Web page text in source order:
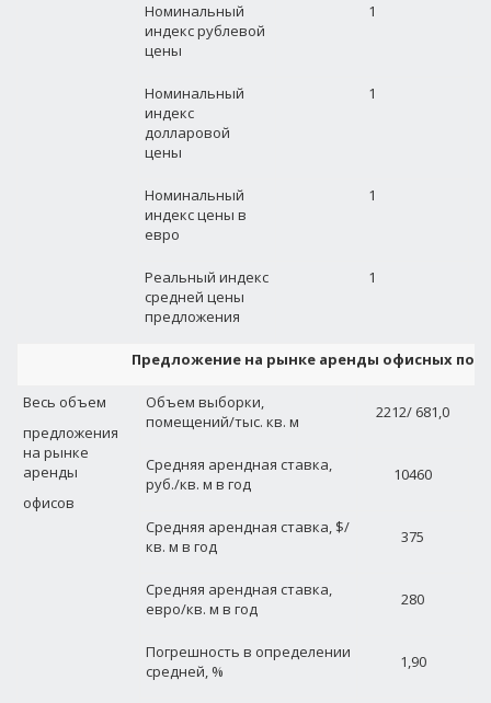
Номинальный
индекс рублевой
цены
1
Номинальный
индекс
долларовой
цены
1
Номинальный
индекс цены в
евро
1
Реальный индекс
средней цены
предложения
1
Предложение на рынке аренды офисных
Весь объем
предложения
на рынке
аренды
офисов
Объем выборки,
помещений/тыс. кв. м
2212/ 681,0
Средняя арендная ставка,
руб./кв. м в год
10460
Средняя арендная ставка, $/
кв. м в год
375
Средняя арендная ставка,
евро/кв. м в год
280
Погрешность в определении
средней, %
1,90